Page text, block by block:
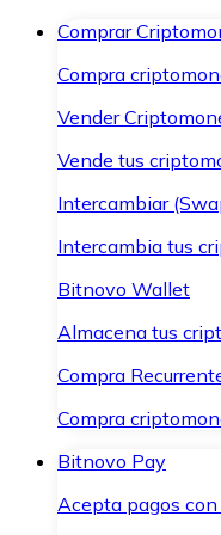
Comprar
Compra
Vender
Vende tus
Intercambiar
Intercambia tus
Bitnovo Wallet
Almacena tus
Compra
Compra
Bitnovo Pay
Acepta pagos